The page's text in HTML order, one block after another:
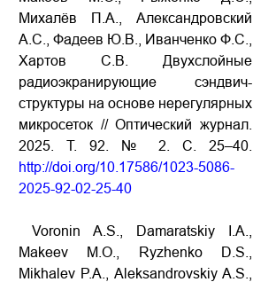
Михалёв П.А., Александровский
А.С., Фадеев Ю.В., Иванченко Ф.С.,
Хартов С.В. Двухслойные
радиоэкранирующие сэндвич-
структуры на основе нерегулярных
микросеток // Оптический журнал.
2025. Т. 92. № 2. С. 25–40.
http://doi.org/10.17586/1023-5086-
2025-92-02-25-40
Voronin A.S., Damaratskiy I.A.,
Makeev M.O., Ryzhenko D.S.,
Mikhalev P.A., Aleksandrovskiy A.S.,